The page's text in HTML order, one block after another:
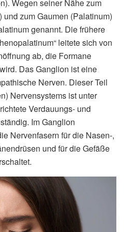
Wegen seiner Nähe zum
zum Gaumen (Palatinum)
genannt. Die frühere
leitete sich von
ab, die Formane
Das Ganglion ist eine
Nerven. Dieser Teil
Nervensystems ist unter
Verdauungs- und
Im Ganglion
Nervenfasern für die Nasen-,
und für die Gefäße